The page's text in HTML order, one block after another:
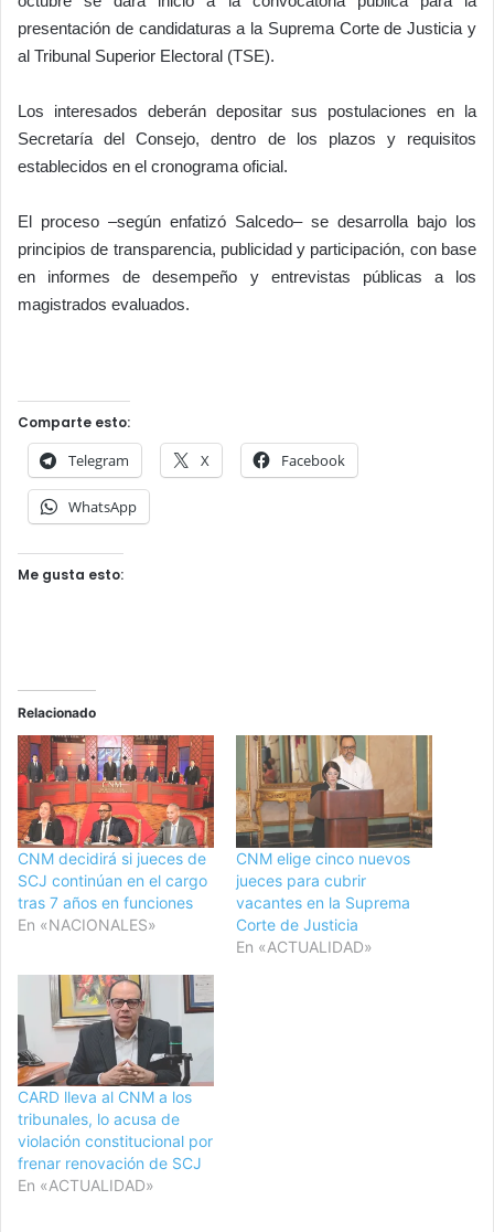
presentación de candidaturas a la Suprema Corte de Justicia y
al Tribunal Superior Electoral (TSE).
Los interesados deberán depositar sus postulaciones en la
Secretaría del Consejo, dentro de los plazos y requisitos
establecidos en el cronograma oficial.
El proceso –según enfatizó Salcedo– se desarrolla bajo los
principios de transparencia, publicidad y participación, con base
en informes de desempeño y entrevistas públicas a los
magistrados evaluados.
Comparte esto:
Telegram X Facebook
WhatsApp
Me gusta esto:
Relacionado
CNM decidirá si jueces de
SCJ continúan en el cargo
tras 7 años en funciones
En «NACIONALES»
CNM elige cinco nuevos
jueces para cubrir
vacantes en la Suprema
Corte de Justicia
En «ACTUALIDAD»
CARD lleva al CNM a los
tribunales, lo acusa de
violación constitucional por
frenar renovación de SCJ
En «ACTUALIDAD»